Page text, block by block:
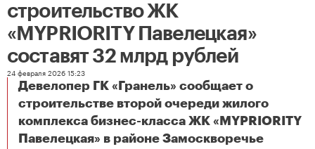
строительство ЖК
«MYPRIORITY Павелецкая»
составят 32 млрд рублей
24 февраля 2026 15:23
Девелопер ГК «Гранель» сообщает о
строительстве второй очереди жилого
комплекса бизнес-класса ЖК «MYPRIORITY
Павелецкая» в районе Замоскворечье